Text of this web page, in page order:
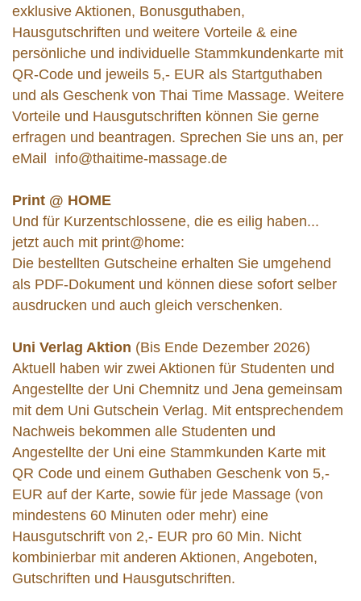
exklusive Aktionen, Bonusguthaben,
Hausgutschriften und weitere Vorteile & eine
persönliche und individuelle Stammkundenkarte mit
QR-Code und jeweils 5,- EUR als Startguthaben
und als Geschenk von Thai Time Massage. Weitere
Vorteile und Hausgutschriften können Sie gerne
erfragen und beantragen. Sprechen Sie uns an, per
eMail info@thaitime-massage.de
Print @ HOME
Und für Kurzentschlossene, die es eilig haben...
jetzt auch mit print@home:
Die bestellten Gutscheine erhalten Sie umgehend
als PDF-Dokument und können diese sofort selber
ausdrucken und auch gleich verschenken.
Uni Verlag Aktion (Bis Ende Dezember 2026)
Aktuell haben wir zwei Aktionen für Studenten und
Angestellte der Uni Chemnitz und Jena gemeinsam
mit dem Uni Gutschein Verlag. Mit entsprechendem
Nachweis bekommen alle Studenten und
Angestellte der Uni eine Stammkunden Karte mit
QR Code und einem Guthaben Geschenk von 5,-
EUR auf der Karte, sowie für jede Massage (von
mindestens 60 Minuten oder mehr) eine
Hausgutschrift von 2,- EUR pro 60 Min. Nicht
kombinierbar mit anderen Aktionen, Angeboten,
Gutschriften und Hausgutschriften.